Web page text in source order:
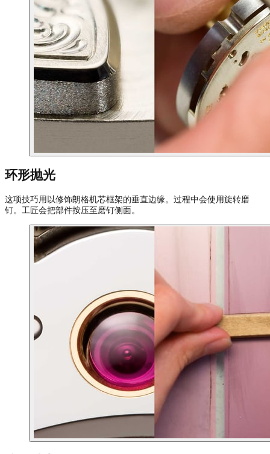
环形抛光
这项技巧用以修饰朗格机芯框架的垂直边缘。过程中会使用旋转磨
钉。工匠会把部件按压至磨钉侧面。